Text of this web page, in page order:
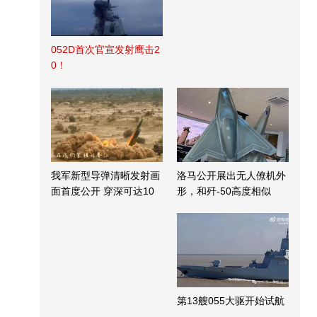
052D首次官宣发射鹰击2
0！
我军新型导弹清晰发射画
面首度公开 穿深可达10
洛马公开展出无人僚机外
形，和歼-50高度相似
第13艘055大驱开始试航